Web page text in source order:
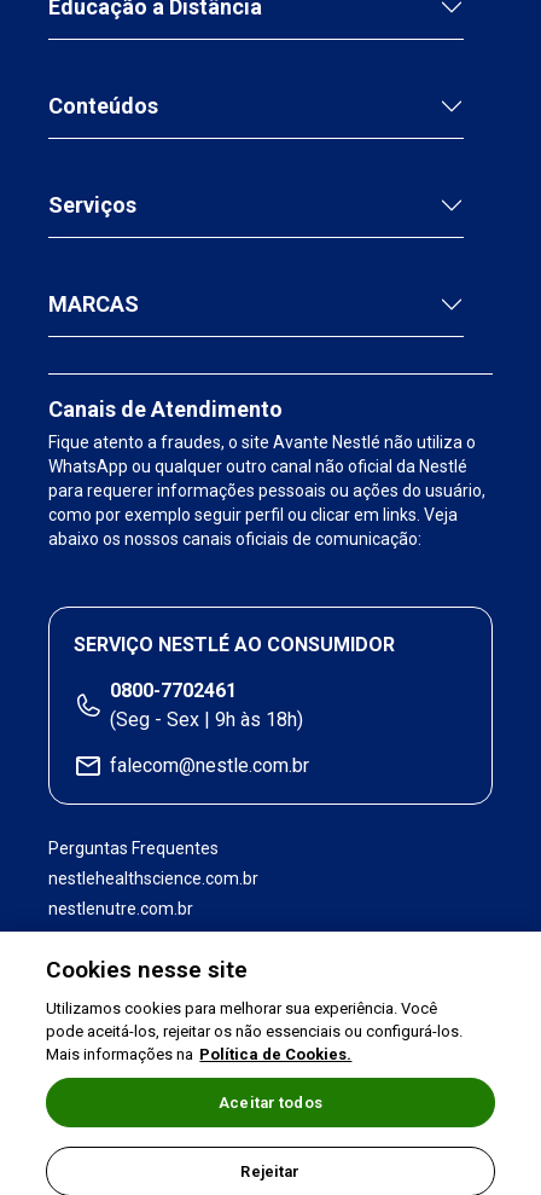
Educação a Distância
Conteúdos
Serviços
MARCAS
Canais de Atendimento
Fique atento a fraudes, o site Avante Nestlé não utiliza o
WhatsApp ou qualquer outro canal não oficial da Nestlé
para requerer informações pessoais ou ações do usuário,
como por exemplo seguir perfil ou clicar em links. Veja
abaixo os nossos canais oficiais de comunicação:
SERVIÇO NESTLÉ AO CONSUMIDOR
0800-7702461
(Seg - Sex | 9h às 18h)
falecom@nestle.com.br
Perguntas Frequentes
nestlehealthscience.com.br
nestlenutre.com.br
Política de Privacidade
©2026 Nestlé Nutrition & Health
Cookies nesse site
Utilizamos cookies para melhorar sua experiência. Você
pode aceitá-los, rejeitar os não essenciais ou configurá-los.
Mais informações na Política de Cookies.
Rejeitar
Aceitar todos